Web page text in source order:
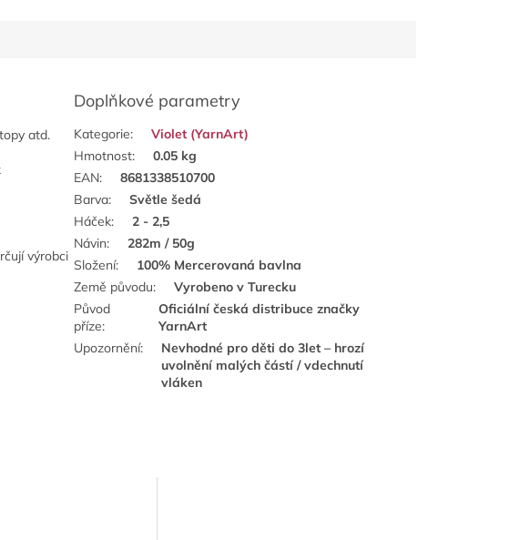
atd.
výrobci
Doplňkové parametry
Kategorie:
Violet (YarnArt)
Hmotnost:
0.05 kg
EAN:
8681338510700
Barva:
Světle šedá
Háček:
2 - 2,5
Návin:
282m / 50g
Složení:
100% Mercerovaná bavlna
Země původu:
Vyrobeno v Turecku
Původ
příze:
Oficiální česká distribuce značky
YarnArt
Upozornění:
Nevhodné pro děti do 3let – hrozí
uvolnění malých částí / vdechnutí
vláken